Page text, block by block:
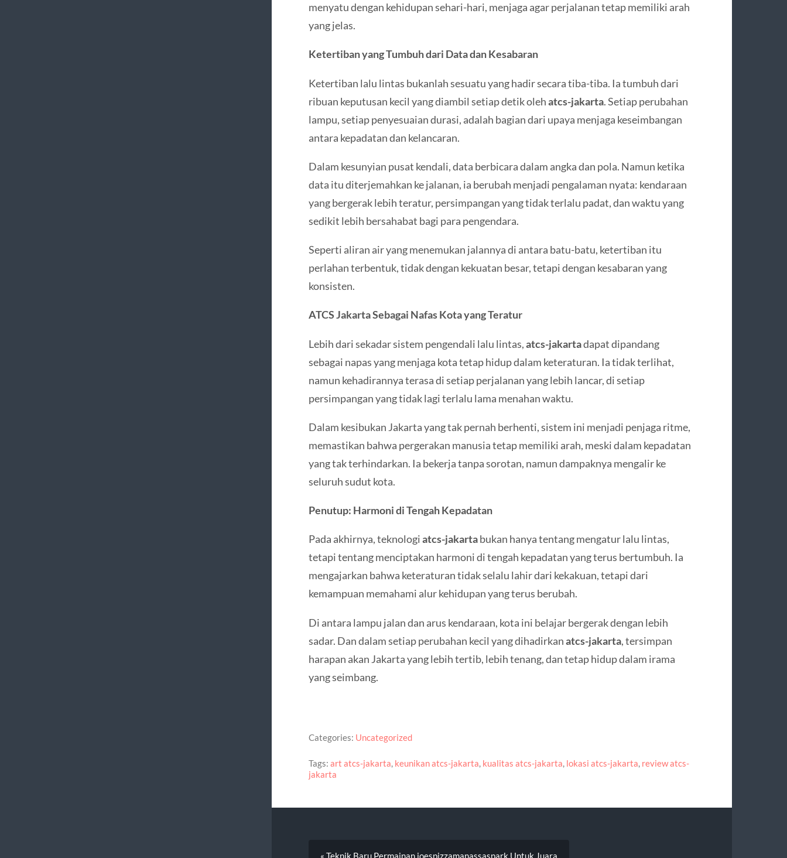
menyatu dengan kehidupan sehari-hari, menjaga agar perjalanan tetap memiliki arah
yang jelas.
Ketertiban yang Tumbuh dari Data dan Kesabaran
Ketertiban lalu lintas bukanlah sesuatu yang hadir secara tiba-tiba. Ia tumbuh dari
ribuan keputusan kecil yang diambil setiap detik olehatcs-jakarta. Setiap perubahan
lampu, setiap penyesuaian durasi, adalah bagian dari upaya menjaga keseimbangan
antara kepadatan dan kelancaran.
Dalam kesunyian pusat kendali, data berbicara dalam angka dan pola. Namun ketika
data itu diterjemahkan ke jalanan, ia berubah menjadi pengalaman nyata: kendaraan
yang bergerak lebih teratur, persimpangan yang tidak terlalu padat, dan waktu yang
sedikit lebih bersahabat bagi para pengendara.
Seperti aliran air yang menemukan jalannya di antara batu-batu, ketertiban itu
perlahan terbentuk, tidak dengan kekuatan besar, tetapi dengan kesabaran yang
konsisten.
ATCS Jakarta Sebagai Nafas Kota yang Teratur
Lebih dari sekadar sistem pengendali lalu lintas,atcs-jakartadapat dipandang
sebagai napas yang menjaga kota tetap hidup dalam keteraturan. Ia tidak terlihat,
namun kehadirannya terasa di setiap perjalanan yang lebih lancar, di setiap
persimpangan yang tidak lagi terlalu lama menahan waktu.
Dalam kesibukan Jakarta yang tak pernah berhenti, sistem ini menjadi penjaga ritme,
memastikan bahwa pergerakan manusia tetap memiliki arah, meski dalam kepadatan
yang tak terhindarkan. Ia bekerja tanpa sorotan, namun dampaknya mengalir ke
seluruh sudut kota.
Penutup: Harmoni di Tengah Kepadatan
Pada akhirnya, teknologiatcs-jakartabukan hanya tentang mengatur lalu lintas,
tetapi tentang menciptakan harmoni di tengah kepadatan yang terus bertumbuh. Ia
mengajarkan bahwa keteraturan tidak selalu lahir dari kekakuan, tetapi dari
kemampuan memahami alur kehidupan yang terus berubah.
Di antara lampu jalan dan arus kendaraan, kota ini belajar bergerak dengan lebih
sadar. Dan dalam setiap perubahan kecil yang dihadirkanatcs-jakarta, tersimpan
harapan akan Jakarta yang lebih tertib, lebih tenang, dan tetap hidup dalam irama
yang seimbang.
Categories: Uncategorized
Tags: art atcs-jakarta, keunikan atcs-jakarta, kualitas atcs-jakarta, lokasi atcs-jakarta, review atcs-
jakarta
« Teknik Baru Permainan joespizzamanassaspark Untuk Juara